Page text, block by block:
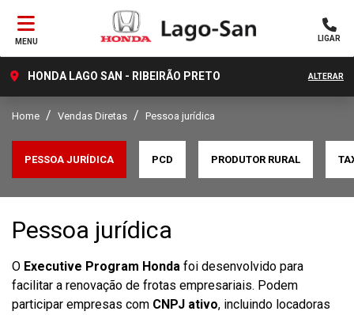
MENU LIGAR
HONDA LAGO SAN - RIBEIRÃO PRETO ALTERAR
Home Vendas Diretas Pessoa jurídica
PCD
PESSOA JURÍDICA PRODUTOR RURAL
Pessoa jurídica
O Executive Program Honda foi desenvolvido para
facilitar a renovação de frotas empresariais. Podem
participar empresas com CNPJ ativo, incluindo locadoras